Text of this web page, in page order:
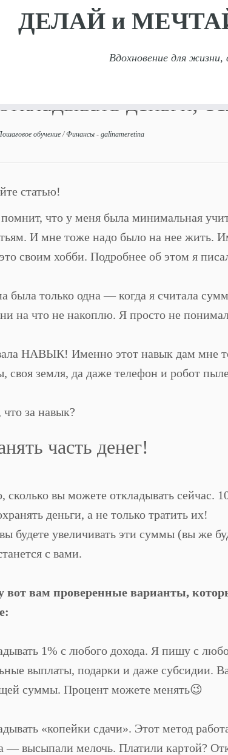
ДЕЛАЙ и
Вдохновение для жизни,
деньги,
обучение/Финансы - galinameretina
статью!
что у меня была минимальная
И мне тоже надо было на нее жить.
своим хобби. Подробнее об этом я
была только одна — когда я считала
на что не накоплю. Я просто не
НАВЫК! Именно этот навык дам мне
своя земля, да даже телефон и робот
что за навык?
часть денег!
сколько вы можете откладывать сейчас.
деньги, а не только тратить их!
будете увеличивать эти суммы (вы же
с вами.
вот вам проверенные варианты,
1% с любого дохода. Я пишу с
выплаты, подарки и даже субсидии.
суммы. Процент можете менять😉
«копейки сдачи». Этот метод
— высыпали мелочь. Платили картой?